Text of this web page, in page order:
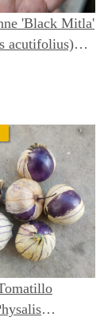
'Black Mitla'
acutifolius)